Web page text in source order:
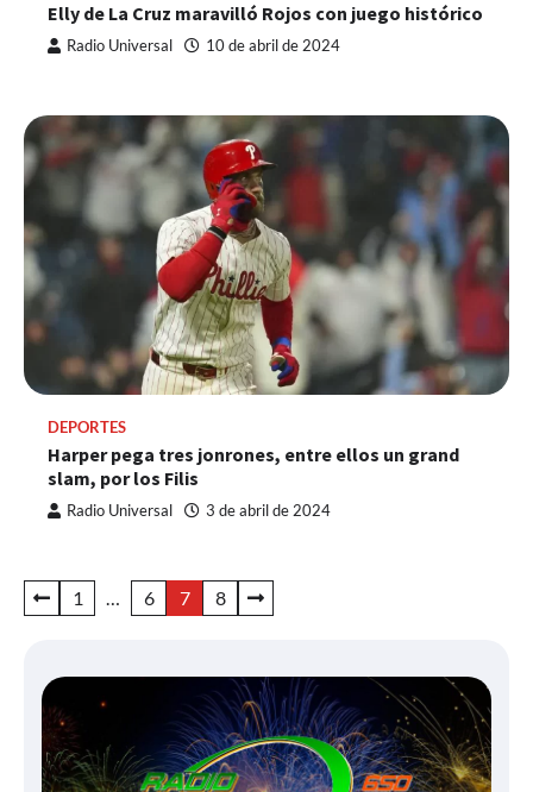
Elly de La Cruz maravilló Rojos con juego histórico
Radio Universal 10 de abril de 2024
DEPORTES
Harper pega tres jonrones, entre ellos un grand
slam, por los Filis
Radio Universal 3 de abril de 2024
Paginación
entradas
1 … 6 7 8